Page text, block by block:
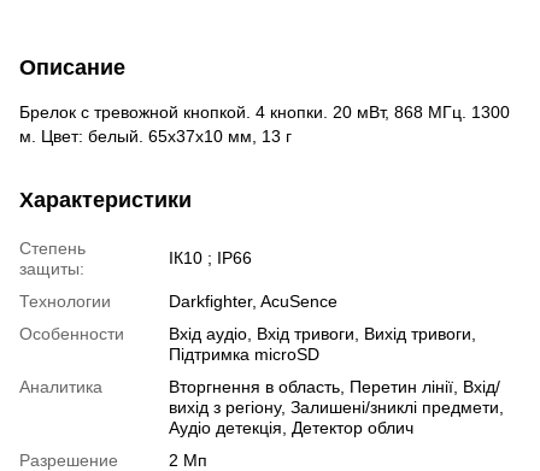
Описание
Брелок с тревожной кнопкой. 4 кнопки. 20 мВт, 868 МГц. 1300
м. Цвет: белый. 65х37х10 мм, 13 г
Характеристики
Степень
защиты:
ІК10 ; IP66
Технологии
Darkfighter, AcuSence
Особенности
Вхід аудіо, Вхід тривоги, Вихід тривоги,
Підтримка microSD
Аналитика
Вторгнення в область, Перетин лінії, Вхід/
вихід з регіону, Залишені/зниклі предмети,
Аудіо детекція, Детектор облич
Разрешение
2 Мп